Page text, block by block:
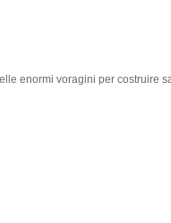
enormi voragini per costruire